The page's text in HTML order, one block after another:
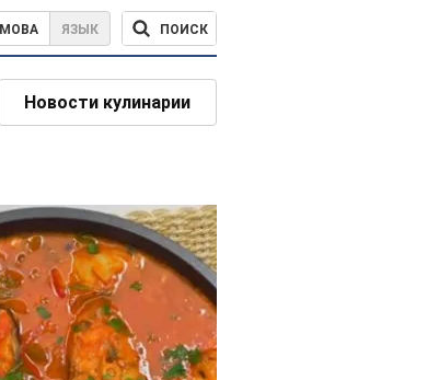
МОВА ЯЗЫК ПОИСК
Новости кулинарии